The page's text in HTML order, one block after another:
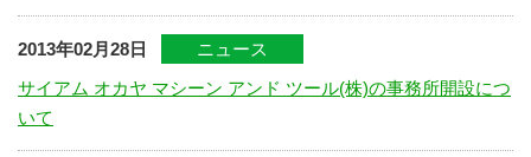
2013年02月28日
ニュース
サイアム オカヤ マシーン アンド ツール(株)の事務所開設につ
いて